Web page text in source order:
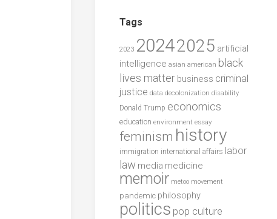
Tags
2023 20242025 artificial
intelligence asian american black
lives matter business criminal
justice data decolonization disability
Donald Trump economics
education environment essay
feminism history
immigration international affairs labor
law media medicine
memoir metoo movement
pandemic philosophy
politics pop culture